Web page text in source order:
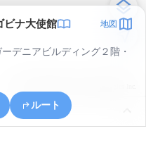
ビナ大使館 地図
デニアビルディング２階・
ルート